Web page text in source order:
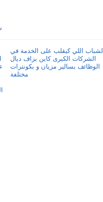
الشباب اللي كيقلب على الخدمة في
الشركات الكبرى كاين بزاف ديال
الوظائف بسالير مزيان و بكونترات
مختلفة